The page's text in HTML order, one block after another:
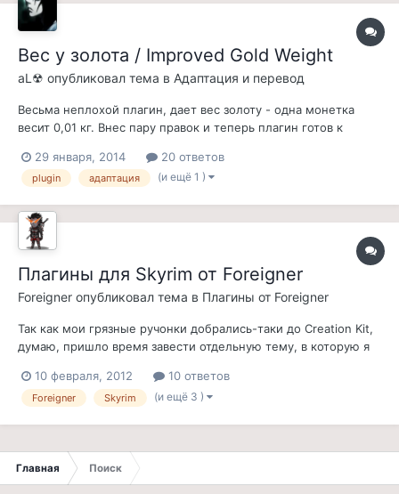
Вес у золота / Improved Gold Weight
aL☢ опубликовал тема в Адаптация и перевод
Весьма неплохой плагин, дает вес золоту - одна монетка
весит 0,01 кг. Внес пару правок и теперь плагин готов к
описание.
29 января, 2014 20 ответов
plugin адаптация (и ещё 1 )
Плагины для Skyrim от Foreigner
Foreigner опубликовал тема в Плагины от Foreigner
Так как мои грязные ручонки добрались-таки до Creation Kit,
думаю, пришло время завести отдельную тему, в которую я
Для справки - все мои моды будут предназначены для
оригинальной англоязычной версии игры. 1. Bound Weaponry
10 февраля, 2012 10 ответов
Foreigner Skyrim (и ещё 3 )
Главная Поиск